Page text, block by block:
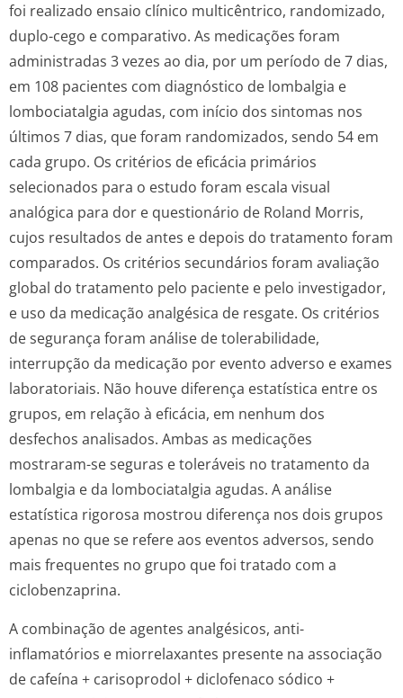
foi realizado ensaio clínico multicêntrico, randomizado,
duplo-cego e comparativo. As medicações foram
administradas 3 vezes ao dia, por um período de 7 dias,
em 108 pacientes com diagnóstico de lombalgia e
lombociatalgia agudas, com início dos sintomas nos
últimos 7 dias, que foram randomizados, sendo 54 em
cada grupo. Os critérios de eficácia primários
selecionados para o estudo foram escala visual
analógica para dor e questionário de Roland Morris,
cujos resultados de antes e depois do tratamento foram
comparados. Os critérios secundários foram avaliação
global do tratamento pelo paciente e pelo investigador,
e uso da medicação analgésica de resgate. Os critérios
de segurança foram análise de tolerabilidade,
interrupção da medicação por evento adverso e exames
laboratoriais. Não houve diferença estatística entre os
grupos, em relação à eficácia, em nenhum dos
desfechos analisados. Ambas as medicações
mostraram-se seguras e toleráveis no tratamento da
lombalgia e da lombociatalgia agudas. A análise
estatística rigorosa mostrou diferença nos dois grupos
apenas no que se refere aos eventos adversos, sendo
mais frequentes no grupo que foi tratado com a
ciclobenzaprina.
A combinação de agentes analgésicos, anti-
inflamatórios e miorrelaxantes presente na associação
de cafeína + carisoprodol + diclofenaco sódico +